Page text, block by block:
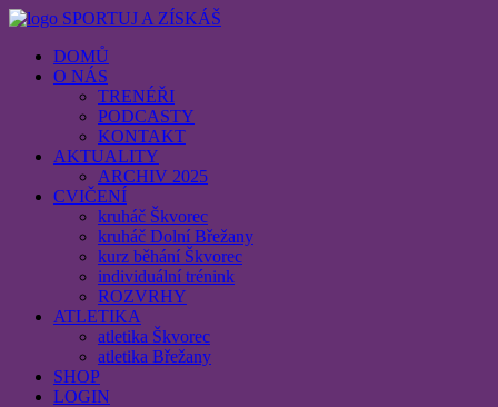
SPORTUJ A ZÍSKÁŠ
DOMŮ
O NÁS
TRENÉŘI
PODCASTY
KONTAKT
AKTUALITY
ARCHIV 2025
CVIČENÍ
kruháč Škvorec
kruháč Dolní Břežany
kurz běhání Škvorec
individuální trénink
ROZVRHY
ATLETIKA
atletika Škvorec
atletika Břežany
SHOP
LOGIN